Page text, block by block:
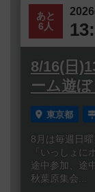
あと
6人
2026
8/16(日
ーム遊ぼ
東京都
8月は毎週日
「いっしょに
途中参加、途
秋葉原集会...